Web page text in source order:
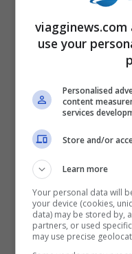
spende poco e
fuori ad
di Cannaregio. A
vino e caffè al
prezzi salgono
pesce.
Osteria alla
San Polo 406.
use your
Personalised
content
services
Store and/or
Learn more
Your personal data will
your device (cookies,
data) may be stored by,
partners, or used
may use precise